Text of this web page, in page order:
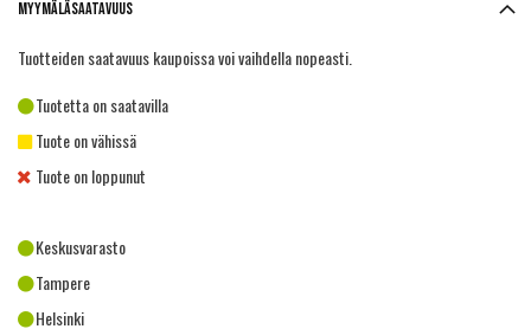
Myymäläsaatavuus
Tuotteiden saatavuus kaupoissa voi vaihdella nopeasti.
Tuotetta on saatavilla
Tuote on vähissä
Tuote on loppunut
Keskusvarasto
Tampere
Helsinki